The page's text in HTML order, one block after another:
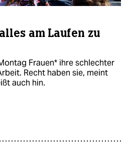
am Laufen zu
Frauen* ihre schlechter
Recht haben sie, meint
auch hin.